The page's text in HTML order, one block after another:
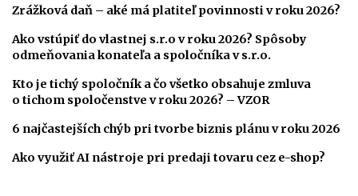
Zrážková daň – aké má platiteľ povinnosti v roku 2026?
Ako vstúpiť do vlastnej s.r.o v roku 2026? Spôsoby
odmeňovania konateľa a spoločníka v s.r.o.
Kto je tichý spoločník a čo všetko obsahuje zmluva
o tichom spoločenstve v roku 2026? – VZOR
6 najčastejších chýb pri tvorbe biznis plánu v roku 2026
Ako využiť AI nástroje pri predaji tovaru cez e-shop?